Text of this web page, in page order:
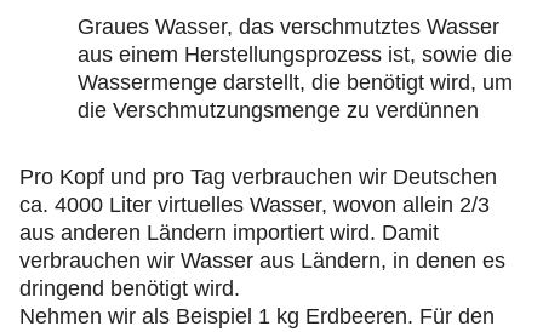
Graues Wasser, das verschmutztes Wasser
aus einem Herstellungsprozess ist, sowie die
Wassermenge darstellt, die benötigt wird, um
die Verschmutzungsmenge zu verdünnen
Pro Kopf und pro Tag verbrauchen wir Deutschen
ca. 4000 Liter virtuelles Wasser, wovon allein 2/3
aus anderen Ländern importiert wird. Damit
verbrauchen wir Wasser aus Ländern, in denen es
dringend benötigt wird.
Nehmen wir als Beispiel 1 kg Erdbeeren. Für den